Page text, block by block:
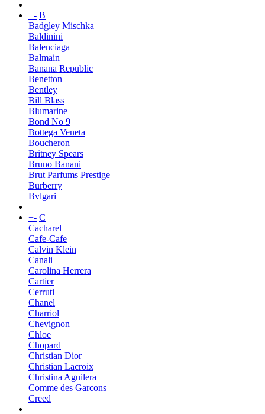
+- B
Badgley Mischka
Baldinini
Balenciaga
Balmain
Banana Republic
Benetton
Bentley
Bill Blass
Blumarine
Bond No 9
Bottega Veneta
Boucheron
Britney Spears
Bruno Banani
Brut Parfums Prestige
Burberry
Bvlgari
+- C
Cacharel
Cafe-Cafe
Calvin Klein
Canali
Carolina Herrera
Cartier
Cerruti
Chanel
Charriol
Chevignon
Chloe
Chopard
Christian Dior
Christian Lacroix
Christina Aguilera
Comme des Garcons
Creed